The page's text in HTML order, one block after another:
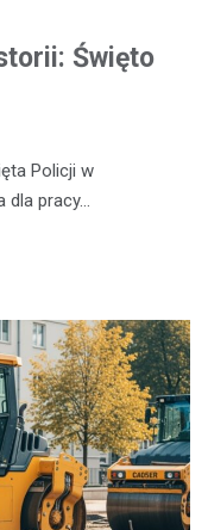
Święto
Policji w
dla pracy…